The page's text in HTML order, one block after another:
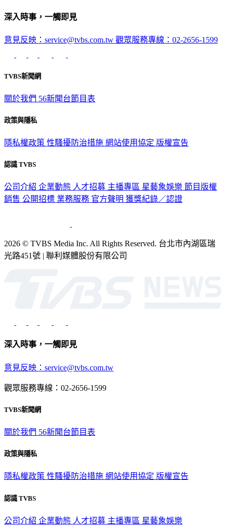
深入時事，一觸即見
意見反映：service@tvbs.com.tw 觀眾服務專線：02-2656-1599
TVBS新聞網
關於我們 56新聞台節目表
政策與隱私
隱私權政策 性騷擾防治措施 網站使用協定 版權宣告
認識 TVBS
公司介紹 企業動態 人才招募 主播專區 星藝象娛樂 節目版權
銷售 公開招標 業務服務 官方聲明 獲獎紀錄／認證
2026 © TVBS Media Inc. All Rights Reserved. 台北市內湖區瑞
光路451號 | 聯利媒體股份有限公司
深入時事，一觸即見
意見反映：service@tvbs.com.tw
觀眾服務專線：02-2656-1599
TVBS新聞網
關於我們 56新聞台節目表
政策與隱私
隱私權政策 性騷擾防治措施 網站使用協定 版權宣告
認識 TVBS
公司介紹 企業動態 人才招募 主播專區 星藝象娛樂